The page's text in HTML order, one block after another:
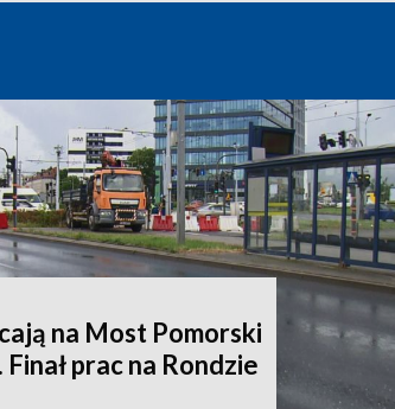
na Most Pomorski
prac na Rondzie